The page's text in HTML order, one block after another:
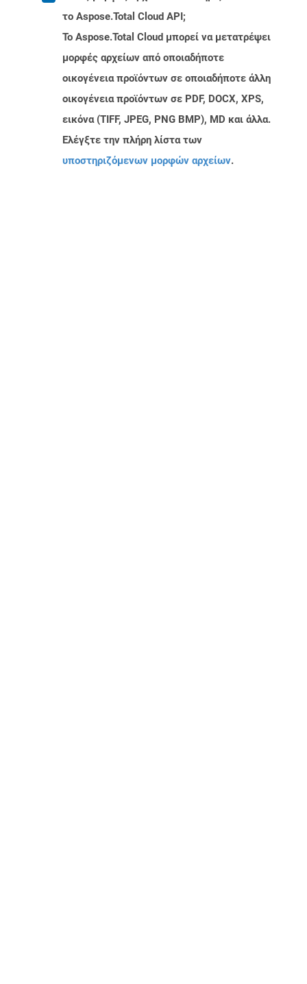
το Aspose.Total Cloud API;
Το Aspose.Total Cloud μπορεί να μετατρέψει
μορφές αρχείων από οποιαδήποτε
οικογένεια προϊόντων σε οποιαδήποτε άλλη
οικογένεια προϊόντων σε PDF, DOCX, XPS,
εικόνα (TIFF, JPEG, PNG BMP), MD και άλλα.
Ελέγξτε την πλήρη λίστα των
υποστηριζόμενων μορφών αρχείων.